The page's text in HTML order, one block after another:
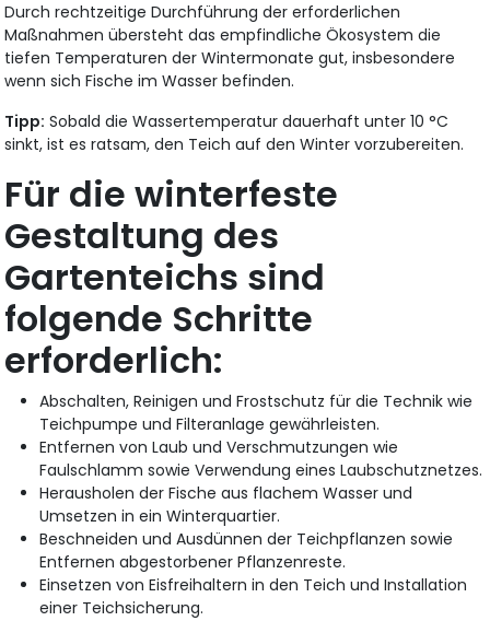
Durch rechtzeitige Durchführung der erforderlichen
Maßnahmen übersteht das empfindliche Ökosystem die
tiefen Temperaturen der Wintermonate gut, insbesondere
wenn sich Fische im Wasser befinden.
Tipp: Sobald die Wassertemperatur dauerhaft unter 10 °C
sinkt, ist es ratsam, den Teich auf den Winter vorzubereiten.
Für die winterfeste
Gestaltung des
Gartenteichs sind
folgende Schritte
erforderlich:
Abschalten, Reinigen und Frostschutz für die Technik wie
Teichpumpe und Filteranlage gewährleisten.
Entfernen von Laub und Verschmutzungen wie
Faulschlamm sowie Verwendung eines Laubschutznetzes.
Herausholen der Fische aus flachem Wasser und
Umsetzen in ein Winterquartier.
Beschneiden und Ausdünnen der Teichpflanzen sowie
Entfernen abgestorbener Pflanzenreste.
Einsetzen von Eisfreihaltern in den Teich und Installation
einer Teichsicherung.